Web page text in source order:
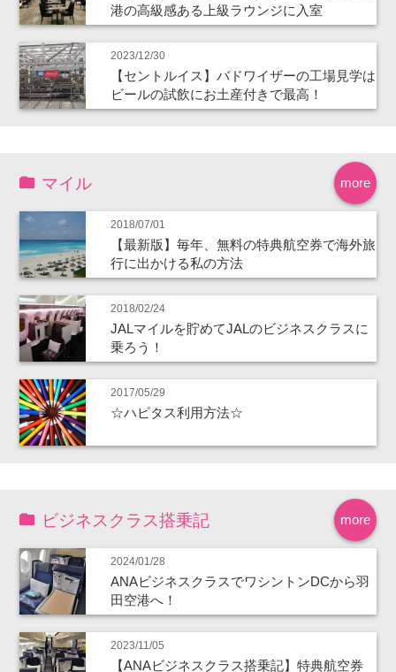
港の高級感ある上級ラウンジに入室
2023/12/30
【セントルイス】バドワイザーの工場見学は
ビールの試飲にお土産付きで最高！
more
マイル
2018/07/01
【最新版】毎年、無料の特典航空券で海外旅
行に出かける私の方法
2018/02/24
JALマイルを貯めてJALのビジネスクラスに
乗ろう！
2017/05/29
☆ハピタス利用方法☆
more
ビジネスクラス搭乗記
2024/01/28
ANAビジネスクラスでワシントンDCから羽
田空港へ！
2023/11/05
【ANAビジネスクラス搭乗記】特典航空券